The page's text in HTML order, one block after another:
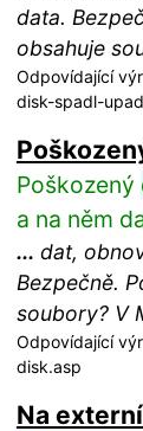
data.
obsahuje
Odpovídající
disk-spadl-
Poškozený
a na něm
... dat,
Bezpečně.
soubory? V
Odpovídající
disk.asp
Na externí